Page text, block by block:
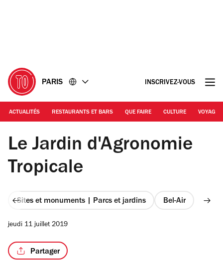
PARIS INSCRIVEZ-VOUS
ACTUALITÉS RESTAURANTS ET BARS QUE FAIRE CULTURE VOYAGE
© DR / Christophe Noël
Le Jardin d'Agronomie
Tropicale
Sites et monuments | Parcs et jardins Bel-Air
jeudi 11 juillet 2019
Partager